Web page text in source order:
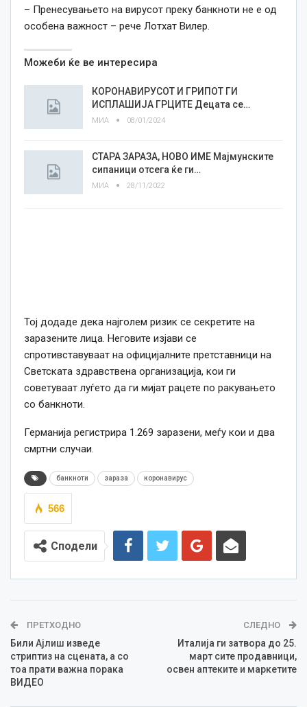
– Пренесувањето на вирусот преку банкноти не е од
особена важност – рече Лотхат Вилер.
Можеби ќе ве интересира
КОРОНАВИРУСОТ И ГРИПОТ ГИ
ИСПЛАШИЈА ГРЦИТЕ Децата се…
МИА 08/01/2024
СТАРА ЗАРАЗА, НОВО ИМЕ Мајмунските
сипаници отсега ќе ги…
МИА 28/11/2022
Тој додаде дека најголем ризик се секретите на
заразените лица. Неговите изјави се
спротивставуваат на официјалните претставници на
Светската здравствена организација, кои ги
советуваат луѓето да ги мијат рацете по ракувањето
со банкноти.
Германија регистрира 1.269 заразени, меѓу кои и два
смртни случаи.
банкноти зараза коронавирус
566
Сподели
ПРЕТХОДНО
Били Ајлиш изведе
стриптиз на сцената, a со
тоа прати важна порака
ВИДЕО
СЛЕДНО
Италија ги затвора до 25.
март сите продавници,
освен аптеките и маркетите